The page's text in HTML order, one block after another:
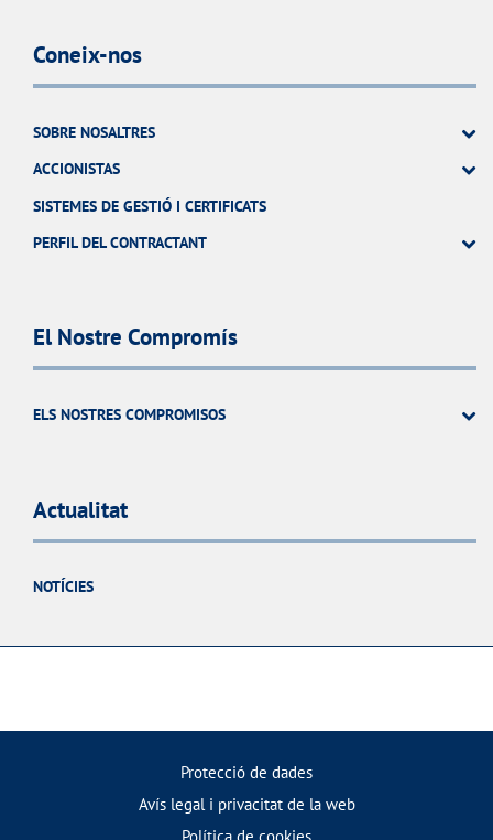
Coneix-nos
SOBRE NOSALTRES
ACCIONISTAS
SISTEMES DE GESTIÓ I CERTIFICATS
PERFIL DEL CONTRACTANT
El Nostre Compromís
ELS NOSTRES COMPROMISOS
Actualitat
NOTÍCIES
Protecció de dades
Avís legal i privacitat de la web